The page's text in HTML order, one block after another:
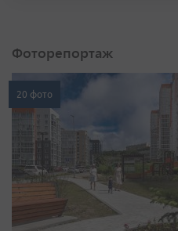
Фоторепортаж
20 фото